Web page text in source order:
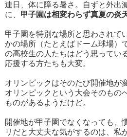
連日、体に障る暑さ。自ずと外出
に、 甲子園は相変わらず真夏の炎
甲子園を特別な場所と思わされて
かの場所（たとえばドーム球場）
の高校生の人たちはどう思ってい
応援する方たちも大変。
オリンピックはそのたび開催地が
オリンピックという大会そのもの
ものがあるようだけど。
開催地が甲子園でなくなっても、
リだと大丈夫な気がするのは、私